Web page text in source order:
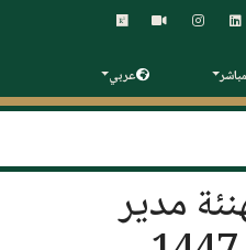
عربي
مدير